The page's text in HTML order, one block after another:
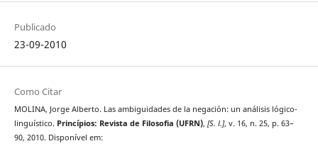
Publicado
23-09-2010
Como Citar
MOLINA, Jorge Alberto. Las ambiguidades de la negación: un análisis lógico-
linguí­stico. Princípios: Revista de Filosofia (UFRN), [S. l.], v. 16, n. 25, p. 63–
90, 2010. Disponível em: